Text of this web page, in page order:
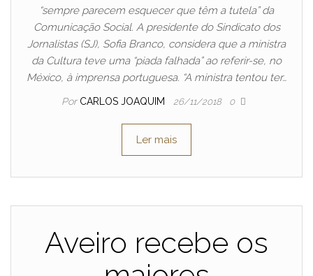
“sempre parecem esquecer que têm a tutela” da
Comunicação Social. A presidente do Sindicato dos
Jornalistas (SJ), Sofia Branco, considera que a ministra
da Cultura teve uma “piada falhada” ao referir-se, no
México, à imprensa portuguesa. “A ministra tentou ter…
Por CARLOS JOAQUIM 26/11/2018 0
Ler mais
Aveiro recebe os